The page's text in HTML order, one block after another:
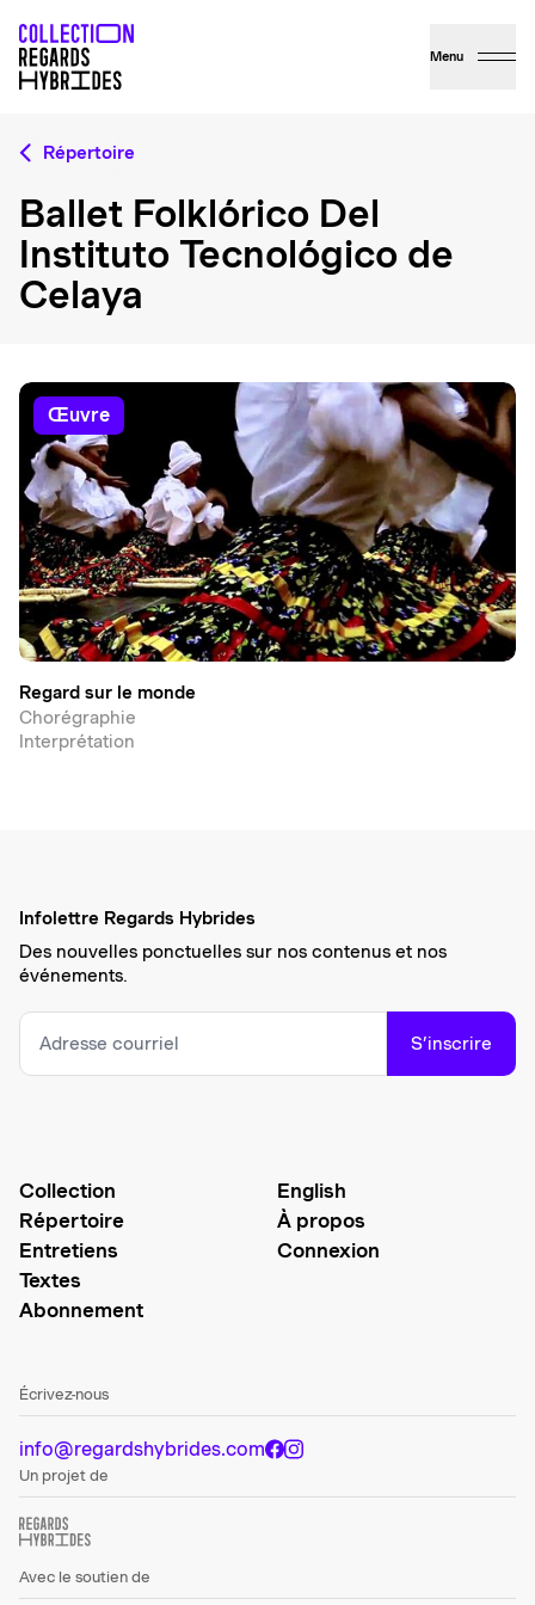
Menu
Répertoire
Ballet Folklórico Del
Instituto Tecnológico de
Celaya
œuvre
Regard sur le monde
Chorégraphie
Interprétation
Infolettre Regards Hybrides
Des nouvelles ponctuelles sur nos contenus et nos
événements.
S’inscrire
Collection
Répertoire
Entretiens
Textes
Abonnement
English
À propos
Connexion
Écrivez-nous
info@regardshybrides.com
Un projet de
Avec le soutien de